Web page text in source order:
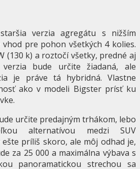
verzia agregátu s nižším
pre pohon všetkých 4 kolies.
(130 k) a roztočí všetky, predné aj
bude určite žiadaná, ale
je práve tá hybridná. Vlastne
ako v modeli Bigster prísť ku
určite predajným trhákom, lebo
alternatívou medzi SUV
príliš skoro, ale môj odhad je,
za 25 000 a maximálna výbava s
panoramatickou strechou sa